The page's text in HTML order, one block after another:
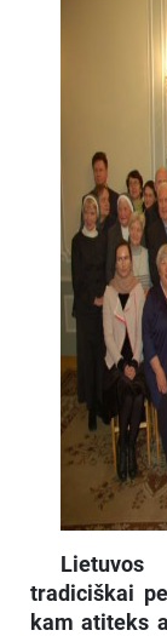
tradiciškai
kam atiteks